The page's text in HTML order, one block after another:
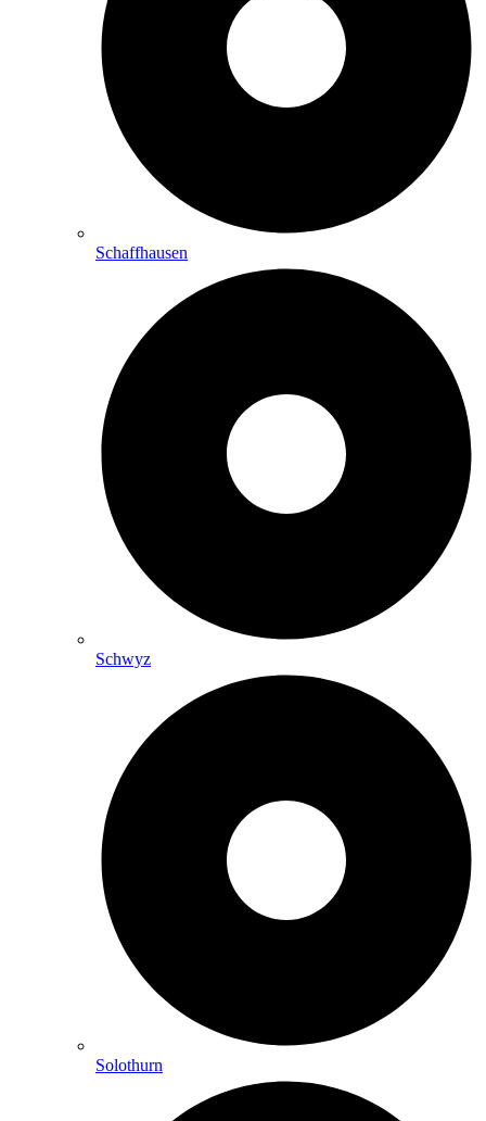
Schaffhausen
Schwyz
Solothurn